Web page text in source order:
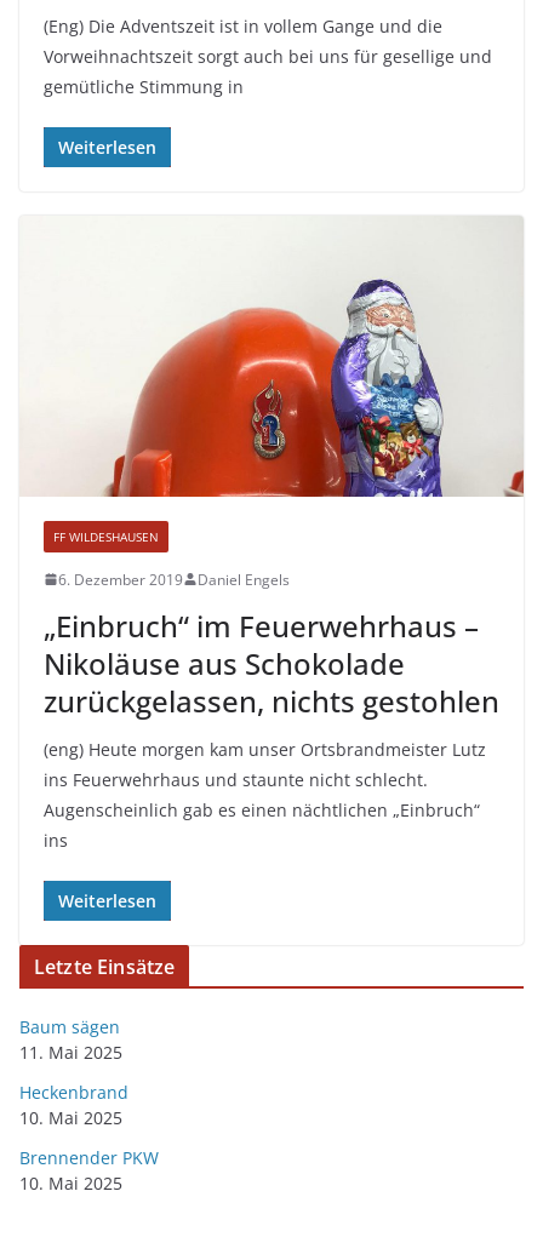
(Eng) Die Adventszeit ist in vollem Gange und die
Vorweihnachtszeit sorgt auch bei uns für gesellige und
gemütliche Stimmung in
Weiterlesen
FF WILDESHAUSEN
6. Dezember 2019 Daniel Engels
„Einbruch“ im Feuerwehrhaus –
Nikoläuse aus Schokolade
zurückgelassen, nichts gestohlen
(eng) Heute morgen kam unser Ortsbrandmeister Lutz
ins Feuerwehrhaus und staunte nicht schlecht.
Augenscheinlich gab es einen nächtlichen „Einbruch“
ins
Weiterlesen
Letzte Einsätze
Baum sägen
11. Mai 2025
Heckenbrand
10. Mai 2025
Brennender PKW
10. Mai 2025